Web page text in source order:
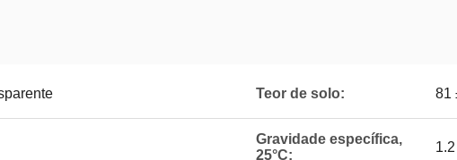
Teor de solo: 81
Gravidade específica,
25°C:
1.2